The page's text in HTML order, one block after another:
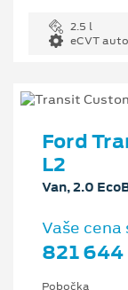
2.5 l
eCVT
Ford
L2
Van, 2.0
Vaše cena
821 644
Pobočka